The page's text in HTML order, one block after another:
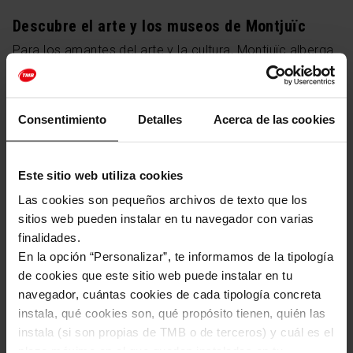
Consentimiento Detalles Acerca de las cookies
Este sitio web utiliza cookies
Las cookies son pequeños archivos de texto que los
sitios web pueden instalar en tu navegador con varias
finalidades.
En la opción “Personalizar”, te informamos de la tipología
de cookies que este sitio web puede instalar en tu
navegador, cuántas cookies de cada tipología concreta
instala, qué cookies son, qué propósito tienen, quién las
instala (si son propias de TMB o de terceros) y cuál es el
Descubre el arte y los museos de Montjuïc
Para los amantes del arte y la cultura, Montjuïc alberga
algunos de los museos más importantes de Barcelona:
Situado en el Palacio Nacional, este museo
Fundación Joan Miró:Dedicado al artista
surrealista Joan Miró, este museo contiene una
amplia colección de sus obras y es un referente
para el arte moderno y contemporáneo.
Pabellón Alemán de Mies van der Rohe:Una obra
maestra de la arquitectura moderna, este
pabellón es un ejemplo de diseño minimalista
creado para la Exposición Internacional de 1929.